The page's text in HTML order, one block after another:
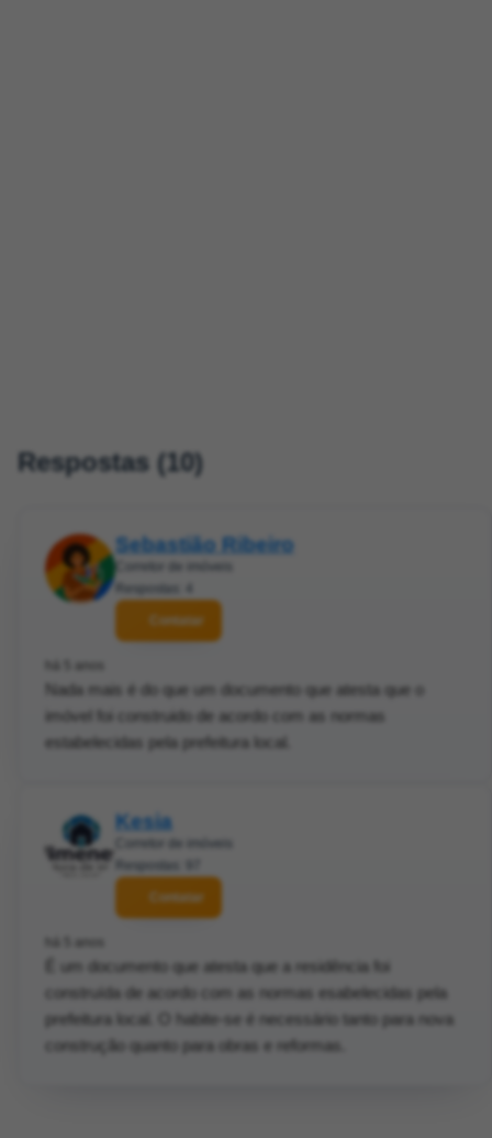
Respostas (10)
Sebastião Ribeiro
Corretor de imóveis
Respostas: 4
Contatar
há 5 anos
Nada mais é do que um documento que atesta que o
imóvel foi construido de acordo com as normas
estabelecidas pela prefeitura local.
Kesia
Corretor de imóveis
Respostas: 97
Contatar
há 5 anos
É um documento que atesta que a residência foi
construída de acordo com as normas esabelecidas pela
prefeitura local. O habite-se é necessário tanto para nova
construção quanto para obras e reformas.